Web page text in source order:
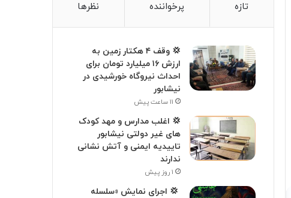
تازه پرخواننده نظرها
💢 وقف ۴ هکتار زمین به
ارزش ۱۶ میلیارد تومان برای
احداث نیروگاه خورشیدی در
نیشابور
۱۱ ساعت پیش
💢 اغلب مدارس و مهد کودک
های غیر دولتی نیشابور
تاییدیه ایمنی و آتش نشانی
ندارند
۱ روز پیش
‍ 💢 اجرای نمایش «سلسله